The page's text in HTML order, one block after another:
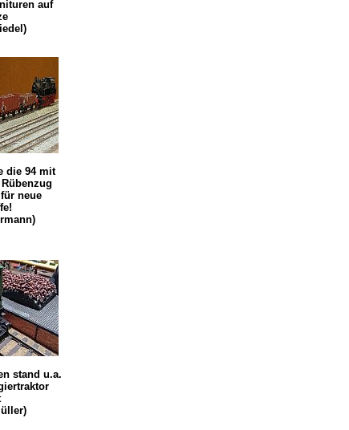
auf
die 94 mit
neue
stand u.a.